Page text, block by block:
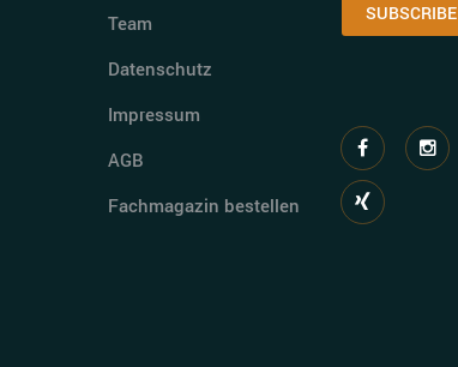
Team
Datenschutz
Impressum
AGB
Fachmagazin bestellen
SUBSCRIBE